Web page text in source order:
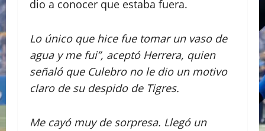
dio a conocer que estaba fuera.
Lo único que hice fue tomar un vaso de
agua y me fui”, aceptó Herrera, quien
señaló que Culebro no le dio un motivo
claro de su despido de Tigres.
Me cayó muy de sorpresa. Llegó un